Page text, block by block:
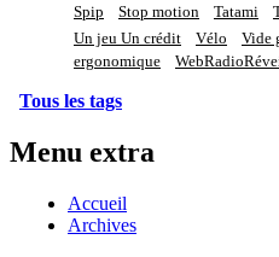
Spip
Stop motion Tatami
Un jeu Un crédit Vélo Vide
ergonomique
Tous les tags
Menu extra
Accueil
Archives